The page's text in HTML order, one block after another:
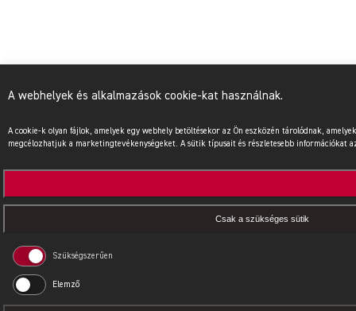
A webhelyek és alkalmazások cookie-kat használnak.
A cookie-k olyan fájlok, amelyek egy webhely betöltésekor az Ön eszközén tárolódnak,
megcélozhatjuk a marketingtevékenységeket. A sütik típusait és részletesebb
Csak a szükséges sütik
Szükségszerűen
Elemző